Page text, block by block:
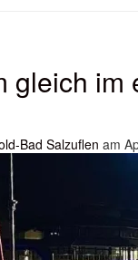
gleich im
Bad Salzuflen am